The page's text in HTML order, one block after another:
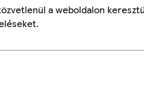
a weboldalon